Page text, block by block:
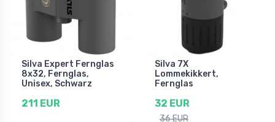
Silva Expert Fernglas
8x32, Fernglas,
Unisex, Schwarz
211 EUR
Silva 7X
Lommekikkert,
Fernglas
32 EUR
36 EUR